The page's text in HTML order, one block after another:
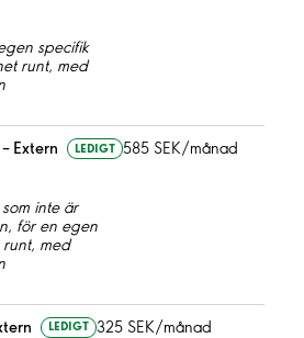
specifik
runt, med
Extern LEDIGT 585 SEK/månad
inte är
för en egen
med
LEDIGT 325 SEK/månad